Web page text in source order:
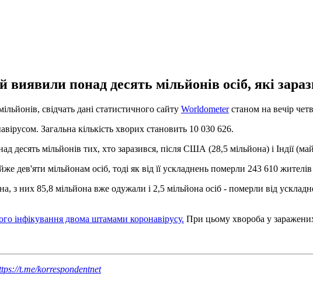
виявили понад десять мільйонів осіб, які
свідчать дані статистичного сайту Worldometerстаном на вечір
Загальна кількість хворих становить 10 030 626.
десять мільйонів тих, хто заразився, після США (28,5 мільйона) і Індії
дев'яти мільйонам осіб, тоді як від її ускладнень померли 243 610
з них 85,8 мільйона вже одужали і 2,5 мільйона осіб - померли від
інфікування двома штамами коронавірусу. При цьому хвороба у
t.me/korrespondentnet